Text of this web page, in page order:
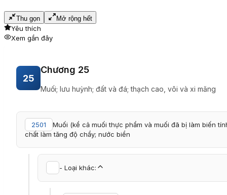
Thu gọn Mở rộng hết
Yêu thích
Xem gần đây
25
Chương 25
Muối; lưu huỳnh; đất và đá; thạch cao, vôi và xi măng
2501
Muối (kể cả muối thực phẩm và muối đã bị làm biến
chất làm tăng độ chẩy; nước biển
- Loại khác: